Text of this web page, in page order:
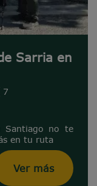
Sarria en
7
Santiago no te
en tu ruta
Ver más